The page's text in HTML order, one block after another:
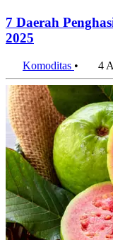
7 Daerah
2025
Komoditas • 4